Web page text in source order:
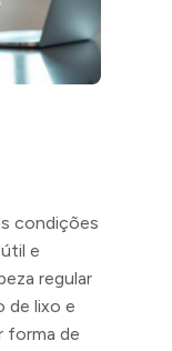
condições
e
regular
de lixo e
forma de